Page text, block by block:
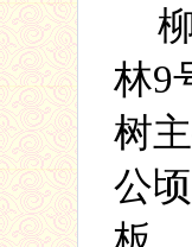
林9
树
公